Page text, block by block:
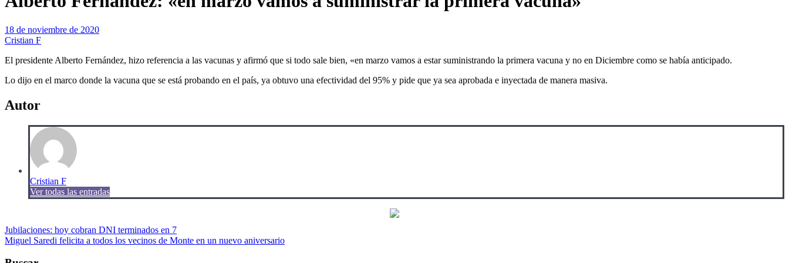
18 de noviembre de 2020
Cristian F
El presidente Alberto Fernández, hizo referencia a las vacunas y afirmó que si todo sale bien, «en marzo vamos a estar suministrando la primera vacuna y no en Diciembre como se había anticipado.
Lo dijo en el marco donde la vacuna que se está probando en el país, ya obtuvo una efectividad del 95% y pide que ya sea aprobada e inyectada de manera masiva.
Autor
Cristian F
Ver todas las entradas
Navegación
de
Jubilaciones: hoy cobran DNI terminados en 7
Miguel Saredi felicita a todos los vecinos de Monte en un nuevo aniversario